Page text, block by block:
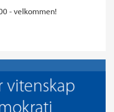
- velkommen!